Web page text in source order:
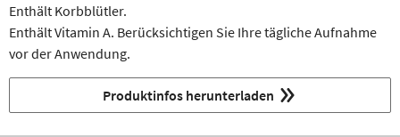
Enthält Korbblütler.
Enthält Vitamin A. Berücksichtigen Sie Ihre tägliche Aufnahme
vor der Anwendung.
Produktinfos herunterladen